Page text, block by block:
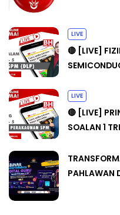
LIVE
🔴 [LIVE]
LIVE
🔴 [LIVE]
SOALAN 1
PAHLAWAN